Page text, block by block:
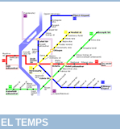
EL TEMPS